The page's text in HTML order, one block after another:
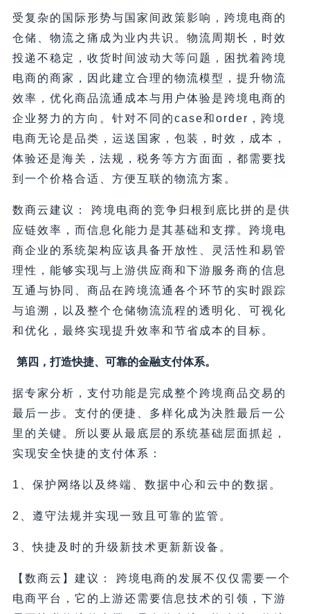
受复杂的国际形势与国家间政策影响，跨境电商的
仓储、物流之痛成为业内共识。物流周期长，时效
投递不稳定，收货时间波动大等问题，困扰着跨境
电商的商家，因此建立合理的物流模型，提升物流
效率，优化商品流通成本与用户体验是跨境电商的
企业努力的方向。针对不同的case和order，跨境
电商无论是品类，运送国家，包装，时效，成本，
体验还是海关，法规，税务等方方面面，都需要找
到一个价格合适、方便互联的物流方案。
数商云建议： 跨境电商的竞争归根到底比拼的是供
应链效率，而信息化能力是其基础和支撑。跨境电
商企业的系统架构应该具备开放性、灵活性和易管
理性，能够实现与上游供应商和下游服务商的信息
互通与协同、商品在跨境流通各个环节的实时跟踪
与追溯，以及整个仓储物流流程的透明化、可视化
和优化，最终实现提升效率和节省成本的目标。
第四，打造快捷、可靠的金融支付体系。
据专家分析，支付功能是完成整个跨境商品交易的
最后一步。支付的便捷、多样化成为决胜最后一公
里的关键。所以要从最底层的系统基础层面抓起，
实现安全快捷的支付体系：
1、保护网络以及终端、数据中心和云中的数据。
2、遵守法规并实现一致且可靠的监管。
3、快捷及时的升级新技术更新新设备。
【数商云】建议： 跨境电商的发展不仅仅需要一个
电商平台，它的上游还需要信息技术的引领，下游